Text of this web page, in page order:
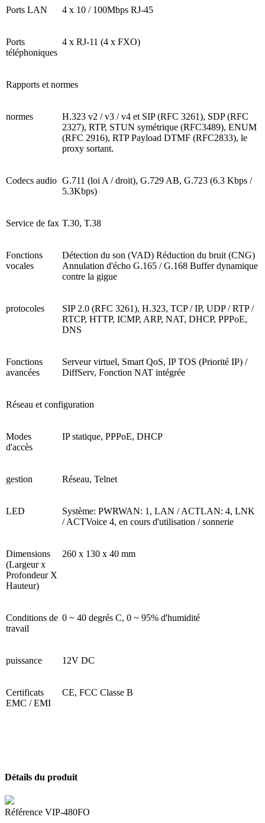
Ports LAN 4 x 10 / 100Mbps RJ-45
Ports
téléphoniques
4 x RJ-11 (4 x FXO)
Rapports et normes
normes
H.323 v2 / v3 / v4 et SIP (RFC 3261), SDP (RFC
2327), RTP, STUN symétrique (RFC3489), ENUM
(RFC 2916), RTP Payload DTMF (RFC2833), le
proxy sortant.
Codecs audio G.711 (loi A / droit), G.729 AB, G.723 (6.3 Kbps /
5.3Kbps)
Service de fax T.30, T.38
Fonctions
vocales
Détection du son (VAD) Réduction du bruit (CNG)
Annulation d'écho G.165 / G.168 Buffer dynamique
contre la gigue
protocoles
SIP 2.0 (RFC 3261), H.323, TCP / IP, UDP / RTP /
RTCP, HTTP, ICMP, ARP, NAT, DHCP, PPPoE,
DNS
Fonctions
avancées
Serveur virtuel, Smart QoS, IP TOS (Priorité IP) /
DiffServ, Fonction NAT intégrée
Réseau et configuration
Modes
d'accès
IP statique, PPPoE, DHCP
gestion Réseau, Telnet
LED
Système: PWRWAN: 1, LAN / ACTLAN: 4, LNK
/ ACTVoice 4, en cours d'utilisation / sonnerie
Dimensions
(Largeur x
Profondeur X
Hauteur)
260 x 130 x 40 mm
Conditions de
travail
0 ~ 40 degrés C, 0 ~ 95% d'humidité
puissance 12V DC
Certificats
EMC / EMI
CE, FCC Classe B
Détails du produit
Référence VIP-480FO